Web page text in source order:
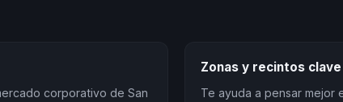
corporativo de San
Zonas y recintos clave
Te ayuda a pensar mejor